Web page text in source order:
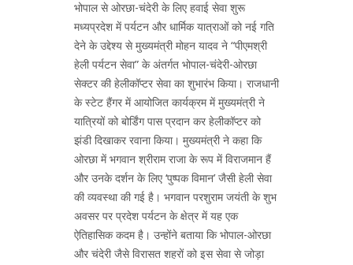
भोपाल से ओरछा-चंदेरी के लिए हवाई सेवा शुरू
मध्यप्रदेश में पर्यटन और धार्मिक यात्राओं को नई गति
देने के उद्देश्य से मुख्यमंत्री मोहन यादव ने “पीएमश्री
हेली पर्यटन सेवा” के अंतर्गत भोपाल-चंदेरी-ओरछा
सेक्टर की हेलीकॉप्टर सेवा का शुभारंभ किया। राजधानी
के स्टेट हैंगर में आयोजित कार्यक्रम में मुख्यमंत्री ने
यात्रियों को बोर्डिंग पास प्रदान कर हेलीकॉप्टर को
झंडी दिखाकर रवाना किया। मुख्यमंत्री ने कहा कि
ओरछा में भगवान श्रीराम राजा के रूप में विराजमान हैं
और उनके दर्शन के लिए ‘पुष्पक विमान’ जैसी हेली सेवा
की व्यवस्था की गई है। भगवान परशुराम जयंती के शुभ
अवसर पर प्रदेश पर्यटन के क्षेत्र में यह एक
ऐतिहासिक कदम है। उन्होंने बताया कि भोपाल-ओरछा
और चंदेरी जैसे विरासत शहरों को इस सेवा से जोड़ा